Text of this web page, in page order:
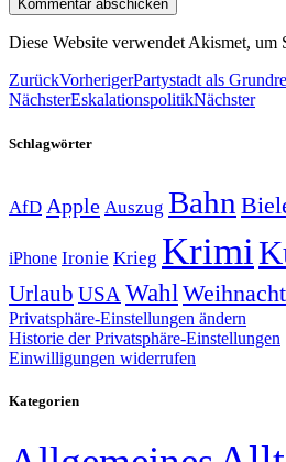
Diese Website verwendet Akismet, um
ZurückVorherigerPartystadt als
NächsterEskalationspolitikNächster
Schlagwörter
AfD Apple Auszug Bahn
iPhone Ironie Krieg Krimi
Urlaub USA Wahl
Privatsphäre-Einstellungen ändern
Historie der Privatsphäre-Einstellungen
Einwilligungen widerrufen
Kategorien